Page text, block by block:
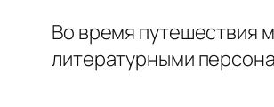
Во время путешествия
литературными